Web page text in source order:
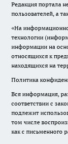
Редакция портала
пользователей, а
«На
технологии
информации на
относящихся к
находящихся на
Политика
Вся информация,
соответствии с
подлежит
том числе
как с письменного